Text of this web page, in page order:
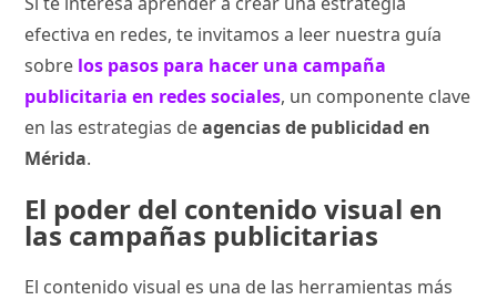
efectiva en redes, te invitamos a leer nuestra guía
sobre los pasos para hacer una campaña
publicitaria en redes sociales, un componente clave
en las estrategias deagencias de publicidad en
Mérida.
El poder del contenido visual en
las campañas publicitarias
El contenido visual es una de las herramientas más